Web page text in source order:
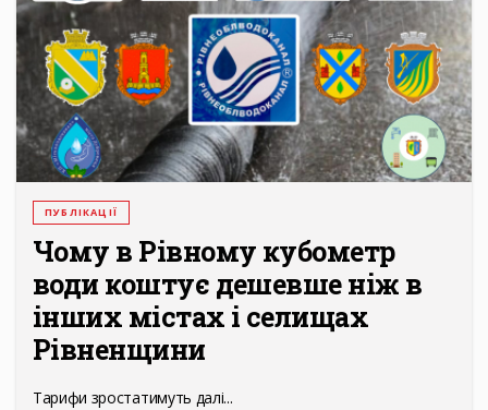
ПУБЛІКАЦІЇ
Чому в Рівному кубометр
води коштує дешевше ніж в
інших містах і селищах
Рівненщини
Тарифи зростатимуть далі...